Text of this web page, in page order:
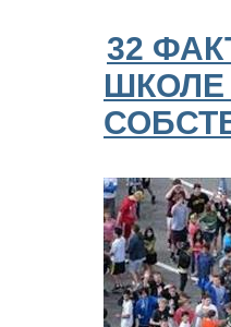
32